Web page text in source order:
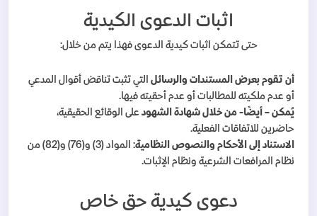
اثبات الدعوى الكيدية
حتى تتمكن اثبات كيدية الدعوى فهذا يتم من خلال:
أن تقوم بعرض المستندات والرسائل التي تثبت تناقض أقوال المدعي
أو عدم ملكيته للمطالبات أو عدم أحقيته فيها.
يُمكن – أيضًا- من خلال شهادة الشهود على الوقائع الحقيقية،
حاضرين للاتفاقات الفعلية.
الاستناد إلى الأحكام والنصوص النظامية
: المواد (3) و(76) و(82) من
نظام المرافعات الشرعية ونظام الإثبات.
دعوى كيدية حق خاص